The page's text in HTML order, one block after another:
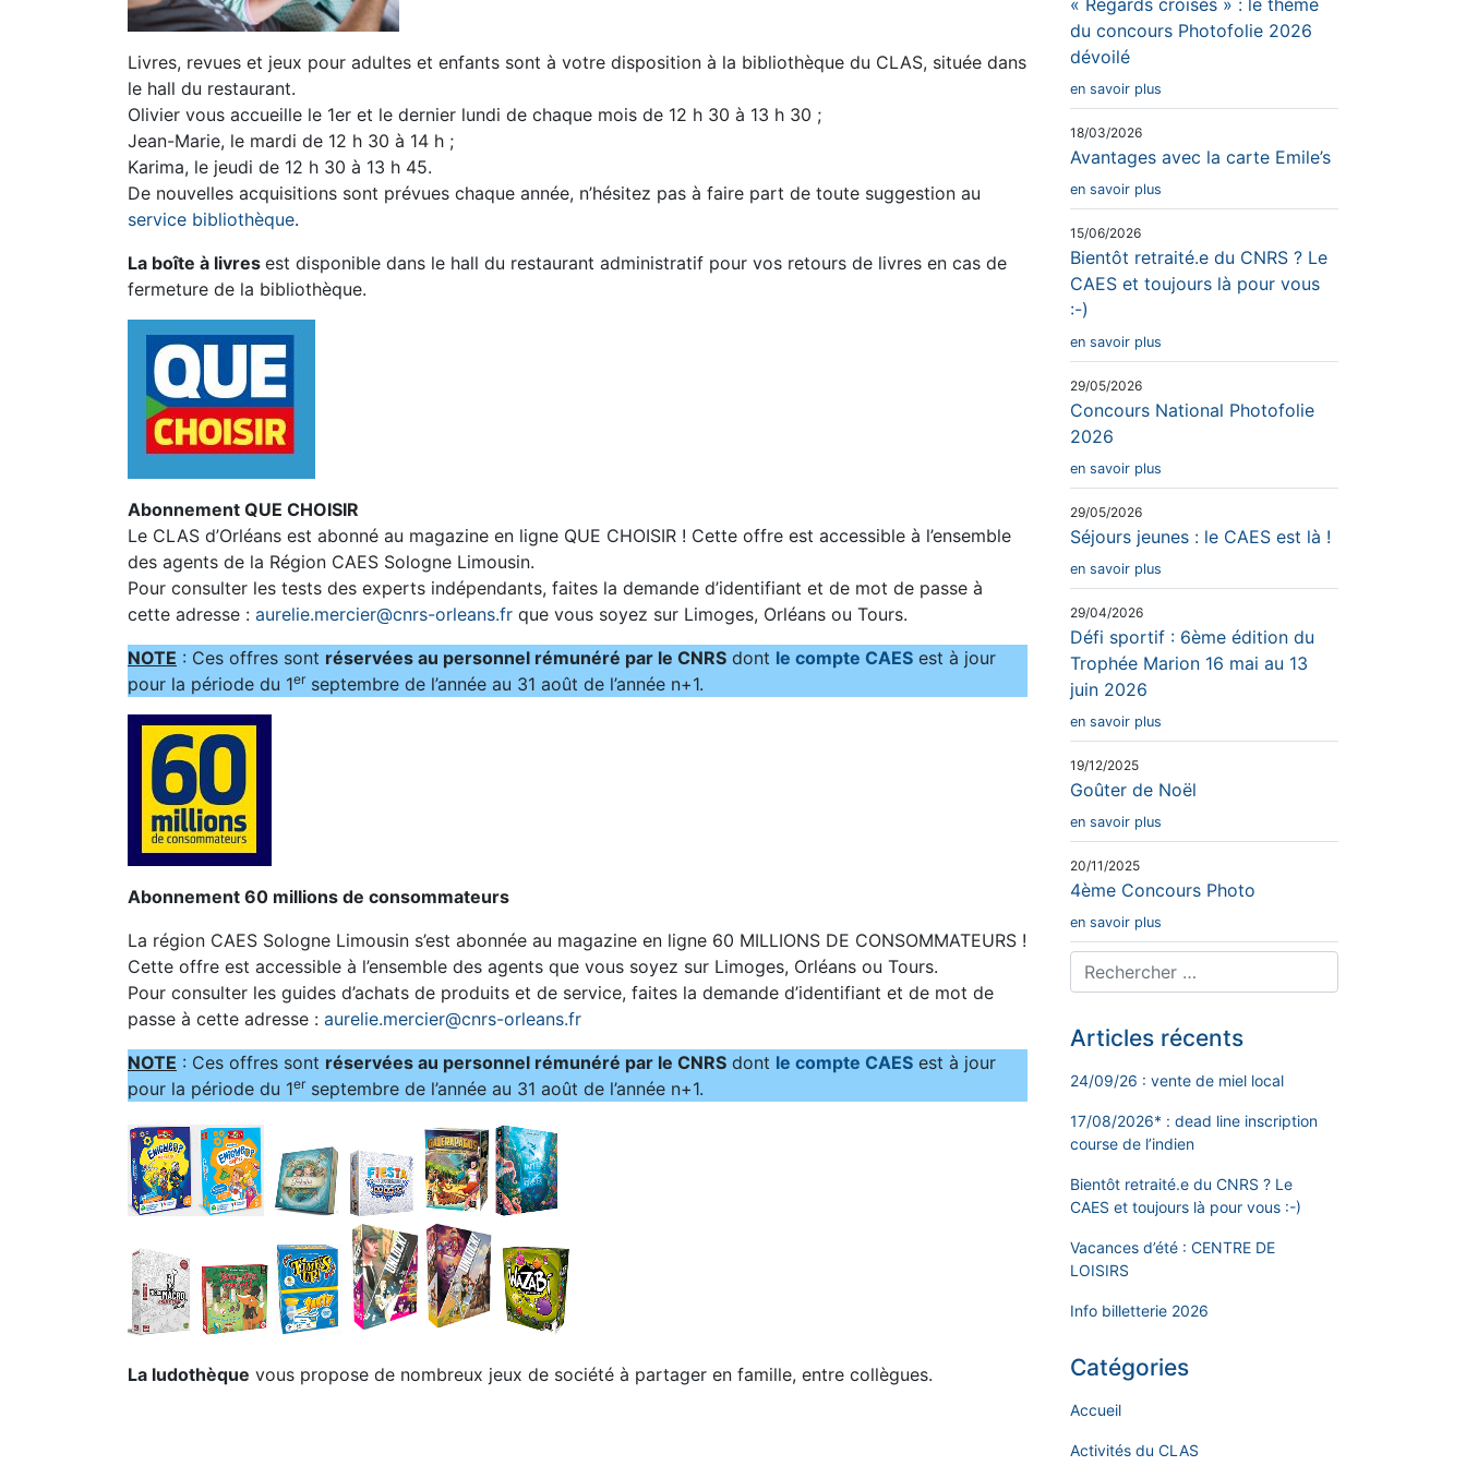
Livres, revues et jeux pour adultes et enfants sont à votre disposition à la bibliothèque du CLAS, située dans
le hall du restaurant.
Olivier vous accueille le 1er et le dernier lundi de chaque mois de 12 h 30 à 13 h 30 ;
Jean-Marie, le mardi de 12 h 30 à 14 h ;
Karima, le jeudi de 12 h 30 à 13 h 45.
De nouvelles acquisitions sont prévues chaque année, n’hésitez pas à faire part de toute suggestion au
service bibliothèque.
La boîte à livres est disponible dans le hall du restaurant administratif pour vos retours de livres en cas de
fermeture de la bibliothèque.
Abonnement QUE CHOISIR
Le CLAS d’Orléans est abonné au magazine en ligne QUE CHOISIR ! Cette offre est accessible à l’ensemble
des agents de la Région CAES Sologne Limousin.
Pour consulter les tests des experts indépendants, faites la demande d’identifiant et de mot de passe à
cette adresse : aurelie.mercier@cnrs-orleans.fr que vous soyez sur Limoges, Orléans ou Tours.
NOTE : Ces offres sont réservées au personnel rémunéré par le CNRS dont le compte CAES est à jour
pour la période du 1erseptembre de l’année au 31 août de l’année n+1.
Abonnement 60 millions de consommateurs
La région CAES Sologne Limousin s’est abonnée au magazine en ligne 60 MILLIONS DE CONSOMMATEURS !
Cette offre est accessible à l’ensemble des agents que vous soyez sur Limoges, Orléans ou Tours.
Pour consulter les guides d’achats de produits et de service, faites la demande d’identifiant et de mot de
passe à cette adresse : aurelie.mercier@cnrs-orleans.fr
NOTE : Ces offres sont réservées au personnel rémunéré par le CNRS dont le compte CAES est à jour
pour la période du 1erseptembre de l’année au 31 août de l’année n+1.
La ludothèque vous propose de nombreux jeux de société à partager en famille, entre collègues.
du concours Photofolie 2026
dévoilé
en savoir plus
18/03/2026
Avantages avec la carte Emile’s
en savoir plus
15/06/2026
Bientôt retraité.e du CNRS ? Le
CAES et toujours là pour vous
:-)
en savoir plus
29/05/2026
Concours National Photofolie
2026
en savoir plus
29/05/2026
Séjours jeunes : le CAES est là !
en savoir plus
29/04/2026
Défi sportif : 6ème édition du
Trophée Marion 16 mai au 13
juin 2026
en savoir plus
19/12/2025
Goûter de Noël
en savoir plus
20/11/2025
4ème Concours Photo
en savoir plus
Articles récents
24/09/26 : vente de miel local
17/08/2026* : dead line inscription
course de l’indien
Bientôt retraité.e du CNRS ? Le
CAES et toujours là pour vous :-)
Vacances d’été : CENTRE DE
LOISIRS
Info billetterie 2026
Catégories
Accueil
Activités du CLAS